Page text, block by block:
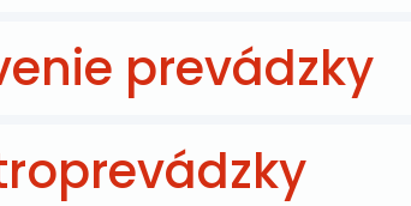
prevádzky